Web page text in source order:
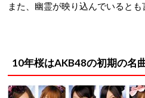
また、幽霊が映り込んでいるとも
10年桜はAKB48の初期の名